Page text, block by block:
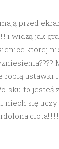
przed
i widzą jak
której
ustawki i
to jesteś
niech się uczy